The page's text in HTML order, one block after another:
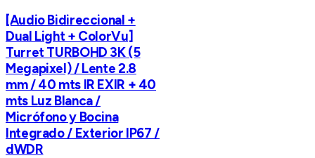
[Audio Bidireccional +
Dual Light + ColorVu]
Turret TURBOHD 3K (5
Megapixel) / Lente 2.8
mm / 40 mts IR EXIR + 40
mts Luz Blanca /
Micrófono y Bocina
Integrado / Exterior IP67 /
dWDR